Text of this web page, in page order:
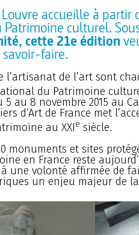
accueille à
culturel.
cette 21e édition
faire.
l’artisanat de l’art sont
du Patrimoine
5 au 8 novembre 2015 au
d’Art de France met
au XXIe siècle.
monuments et sites
en France reste
une volonté affirmée de
un enjeu majeur de